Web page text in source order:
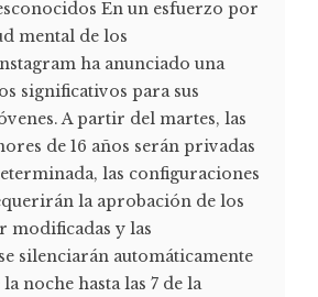
En un esfuerzo por
mental de los
ha anunciado una
significativos para sus
A partir del martes, las
de 16 años serán privadas
las configuraciones
la aprobación de los
modificadas y las
silenciarán automáticamente
la noche hasta las 7 de la